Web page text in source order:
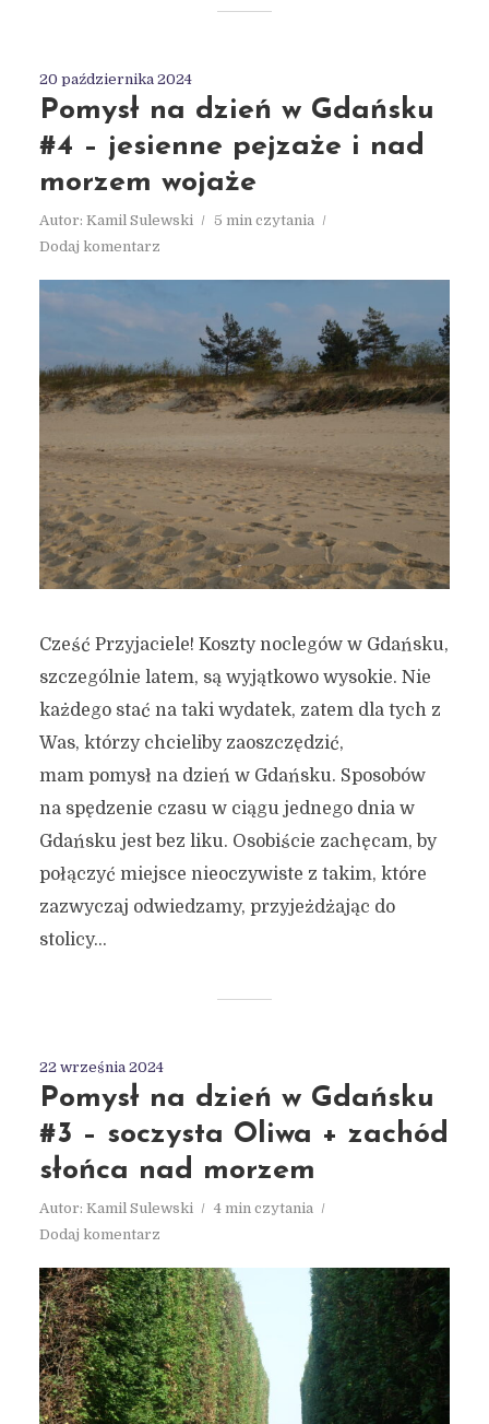
20 października 2024
Pomysł na dzień w Gdańsku
#4 – jesienne pejzaże i nad
morzem wojaże
Autor: Kamil Sulewski
5 min czytania
Dodaj komentarz
Cześć Przyjaciele! Koszty noclegów w Gdańsku,
szczególnie latem, są wyjątkowo wysokie. Nie
każdego stać na taki wydatek, zatem dla tych z
Was, którzy chcieliby zaoszczędzić,
mam pomysł na dzień w Gdańsku. Sposobów
na spędzenie czasu w ciągu jednego dnia w
Gdańsku jest bez liku. Osobiście zachęcam, by
połączyć miejsce nieoczywiste z takim, które
zazwyczaj odwiedzamy, przyjeżdżając do
stolicy...
22 września 2024
Pomysł na dzień w Gdańsku
#3 – soczysta Oliwa + zachód
słońca nad morzem
Autor: Kamil Sulewski
4 min czytania
Dodaj komentarz